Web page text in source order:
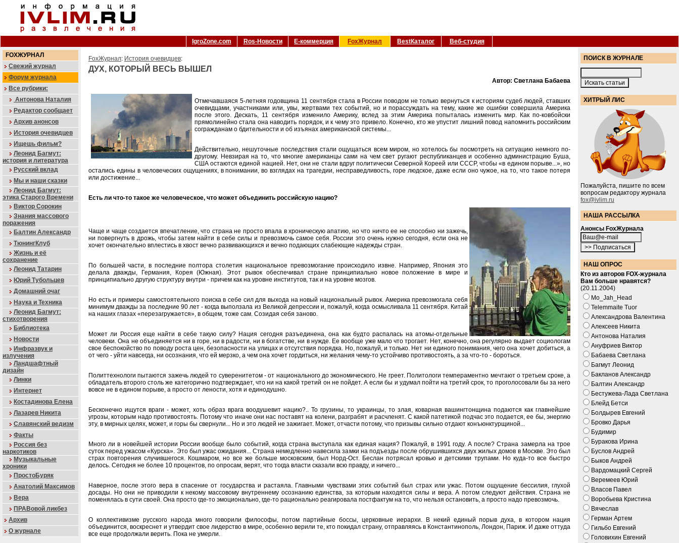
IgroZone.com Ros-Новости Е-коммерция FoxЖурнал BestКаталог
Веб-студия
FOXЖУРНАЛ
Свежий журнал
Форум журнала
Все рубрики:
Антонова Наталия
Редактор сообщает
Архив анонсов
История очевидцев
Ищешь фильм?
Леонид Багмут:
история и литература
Русский вклад
Мы и наши сказки
Леонид Багмут:
этика Старого Времени
Виктор Сорокин
Знания массового
поражения
Балтин Александр
ТюнингКлуб
Жизнь и её
сохранение
Леонид Татарин
Юрий Тубольцев
Домашний очаг
Наука и Техника
Леонид Багмут:
стихотворения
Библиотека
Новости
Инфразвук и
излучения
Ландшафтный
дизайн
Линки
Интернет
Костадинова Елена
Лазарев Никита
Славянский ведизм
Факты
Россия без
наркотиков
Музыкальные
хроники
ПростоБуряк
Анатолий Максимов
Вера
ПРАВовой ликбез
Архив
О журнале
FoxЖурнал: История очевидцев:
ДУХ, КОТОРЫЙ ВЕСЬ ВЫШЕЛ
Автор: Светлана Бабаева
Отмечавшаяся 5-летняя годовщина 11 сентября стала в России поводом не только вернуться к историям судеб людей, ставших
очевидцами, участниками или, увы, жертвами тех событий, но и порассуждать на тему, какие же ошибки совершила Америка
после этого. Дескать, 11 сентября изменило Америку, вслед за этим Америка попыталась изменить мир. Как по-ковбойски
прямолинейно стала она наводить порядок, и к чему это привело. Конечно, кто же упустит лишний повод напомнить российским
согражданам о бдительности и об изъянах американской системы...
Действительно, нешуточные последствия стали ощущаться всем миром, но хотелось бы посмотреть на ситуацию немного по-
другому. Невзирая на то, что многие американцы сами на чем свет ругают республиканцев и особенно администрацию Буша,
США остаются единой нацией. Нет, они не стали вдруг политически Северной Кореей или СССР, чтобы «в едином порыве...», но
остались едины в человеческих ощущениях, в понимании, во взглядах на трагедии, несправедливость, горе людское, даже если оно чужое, на то, что такое потеря
или достижение...
Есть ли что-то такое же человеческое, что может объединить российскую нацию?
Чаще и чаще создается впечатление, что страна не просто впала в хроническую апатию, но что ничто ее не способно ни зажечь,
ни повергнуть в дрожь, чтобы затем найти в себе силы и превозмочь самое себя. России это очень нужно сегодня, если она не
хочет окончательно вплестись в хвост вечно развивающихся и вечно подающих слабеющие надежды стран.
По большей части, в последние полтора столетия национальное превозмогание происходило извне. Например, Япония это
делала дважды, Германия, Корея (Южная). Этот рывок обеспечивал стране принципиально новое положение в мире и
принципиально другую структуру внутри - причем как на уровне институтов, так и на уровне мозгов.
Но есть и примеры самостоятельного поиска в себе сил для выхода на новый национальный рывок. Америка превозмогала себя
минимум дважды за последние 90 лет - когда выползала из Великой депрессии и, пожалуй, когда осмысливала 11 сентября. Китай
на наших глазах «перезагружается», в общем, тоже сам. Созидая себя заново.
Может ли Россия еще найти в себе такую силу? Нация сегодня разъединена, она как будто распалась на атомы-отдельные
человеки. Она не объединяется ни в горе, ни в радости, ни в богатстве, ни в нужде. Ее вообще уже мало что трогает. Нет, конечно, она регулярно выдает социологам
свое беспокойство по поводу роста цен, безопасности на улицах и отсутствия порядка. Но, пожалуй, и только. Нет ни единого понимания, чего она хочет добиться, а
от чего - уйти навсегда, ни осознания, что ей мерзко, а чем она хочет гордиться, ни желания чему-то устойчиво противостоять, а за что-то - бороться.
Политтехнологи пытаются зажечь людей то суверенитетом - от национального до экономического. Не греет. Политологи темпераментно мечтают о третьем сроке, а
обладатель второго столь же категорично подтверждает, что ни на какой третий он не пойдет. А если бы и удумал пойти на третий срок, то проголосовали бы за него
вовсе не в едином порыве, а просто от лености, хотя и единодушно.
Бесконечно ищутся враги - может, хоть образ врага воодушевит нацию?.. То грузины, то украинцы, то злая, коварная вашингтонщина подаются как главнейшие
угрозы, которым надо противостоять. Потому что иначе они нас поставят на колени, разграбят и расчленят. С какой патетикой подчас это подается, ее бы, энергию
эту, в мирных целях, может, и горы бы свернули... Но и это людей не зажигает. Может, отчасти потому, что призывы сильно отдают конъюнктурщиной...
Много ли в новейшей истории России вообще было событий, когда страна выступала как единая нация? Пожалуй, в 1991 году. А после? Страна замерла на трое
суток перед ужасом «Курска». Это был ужас ожидания... Страна немедленно навесила замки на подъезды после обрушившихся двух жилых домов в Москве. Это был
страх повторения случившегося. Кошмаром, но все же больше московским, был Норд-Ост. Беслан потрясал кровью и детскими трупами. Но куда-то все быстро
делось. Сегодня не более 10 процентов, по опросам, верят, что тогда власти сказали всю правду, и ничего...
Наверное, после этого вера в спасение от государства и растаяла. Главными чувствами этих событий был страх или ужас. Потом ощущение бессилия, глухой
досады. Но они не приводили к некому массовому внутреннему осознанию единства, за которым находятся силы и вера. А потом следуют действия. Страна не
поменялась в сути своей. Она просто где-то эмоционально, где-то рационально реагировала постфактум на то, что нельзя остановить, а просто надо превозмочь.
О коллективизме русского народа много говорили философы, потом партийные боссы, церковные иерархи. В некий единый порыв духа, в котором нация
объединится, воскреснет и утвердит свое лидерство в мире, особенно верили те, кто покидал страну, отправляясь в Константинополь, Лондон, Париж. И даже оттуда
все еще продолжали верить. Пока не умерли.
ПОИСК В ЖУРНАЛЕ
ХИТРЫЙ ЛИС
Пожалуйста, пишите по всем
вопросам редактору журнала
fox@ivlim.ru
НАША РАССЫЛКА
Анонсы FoxЖурнала
НАШ ОПРОС
Кто из авторов FOX-журнала
Вам больше нравятся?
(20.11.2004)
Mo_Jah_Head
Telemmaite Tuor
Александрова Валентина
Алексеев Никита
Антонова Наталия
Ануфриев Виктор
Бабаева Светлана
Багмут Леонид
Бакланов Александр
Балтин Александр
Бестужева-Лада Светлана
Блейд Бетси
Болдырев Евгений
Бровко Дарья
Будимир
Буракова Ирина
Буслов Андрей
Быков Андрей
Вардомацкий Сергей
Веремеев Юрий
Власов Павел
Воробьева Кристина
Вячеслав
Герман Артем
Гильбо Евгений
Головихин Евгений